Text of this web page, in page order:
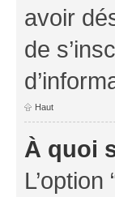
avoir
de
Haut
À quoi